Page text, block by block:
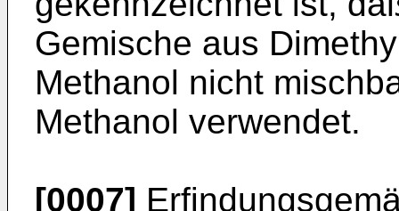
Gemische aus
Methanol nicht
Methanol verwendet.
[0007]